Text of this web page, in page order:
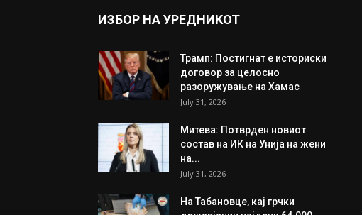
ИЗБОР НА УРЕДНИКОТ
Трамп: Постигнат е историски
договор за целосно
разоружување на Хамас
July 31, 2026
Митева: Потврден новиот
состав на ИК на Унија на жени
на...
July 31, 2026
На Табановце, кај грчки